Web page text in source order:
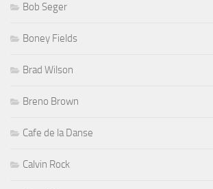
Bob Seger
Boney Fields
Brad Wilson
Breno Brown
Cafe de la Danse
Calvin Rock